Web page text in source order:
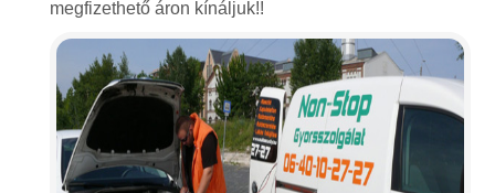
megfizethető áron kínáljuk!!